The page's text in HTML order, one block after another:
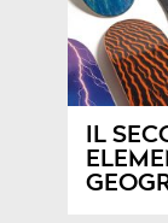
IL